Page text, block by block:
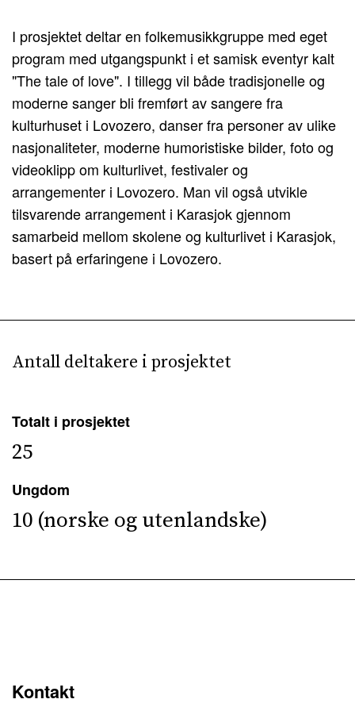
I prosjektet deltar en folkemusikkgruppe med eget
program med utgangspunkt i et samisk eventyr kalt
"The tale of love". I tillegg vil både tradisjonelle og
moderne sanger bli fremført av sangere fra
kulturhuset i Lovozero, danser fra personer av ulike
nasjonaliteter, moderne humoristiske bilder, foto og
videoklipp om kulturlivet, festivaler og
arrangementer i Lovozero. Man vil også utvikle
tilsvarende arrangement i Karasjok gjennom
samarbeid mellom skolene og kulturlivet i Karasjok,
basert på erfaringene i Lovozero.
Antall deltakere i prosjektet
Totalt i prosjektet
25
Ungdom
10 (norske og utenlandske)
Kontakt